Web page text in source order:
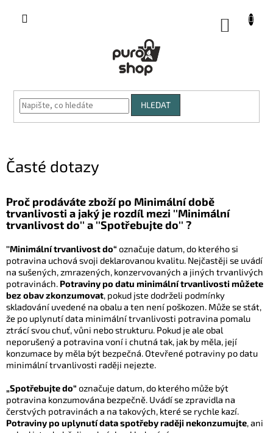
HLEDAT
Časté dotazy
Proč prodáváte zboží po Minimální době
trvanlivosti a jaký je rozdíl mezi ''Minimální
trvanlivost do'' a ''Spotřebujte do'' ?
''Minimální trvanlivost do“označuje datum, do kterého si
potravina uchová svoji deklarovanou kvalitu. Nejčastěji se uvádí
na sušených, zmrazených, konzervovaných a jiných trvanlivých
potravinách. Potraviny po datu minimální trvanlivosti můžete
bez obav zkonzumovat, pokud jste dodrželi podmínky
skladování uvedené na obalu a ten není poškozen. Může se stát,
že po uplynutí data minimální trvanlivosti potravina pomalu
ztrácí svou chuť, vůni nebo strukturu. Pokud je ale obal
neporušený a potravina voní i chutná tak, jak by měla, její
konzumace by měla být bezpečná. Otevřené potraviny po datu
minimální trvanlivosti raději nejezte.
„Spotřebujte do“označuje datum, do kterého může být
potravina konzumována bezpečně. Uvádí se zpravidla na
čerstvých potravinách a na takových, které se rychle kazí.
Potravinypo uplynutí data spotřeby raději nekonzumujte, ani